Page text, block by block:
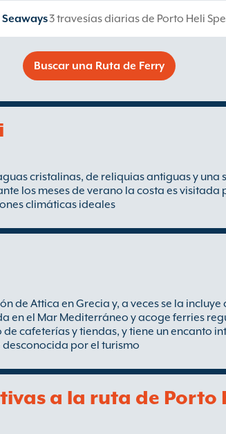
3 travesías diarias de Porto Heli
Buscar una Ruta de Ferry
cristalinas, de reliquias antiguas y una
los meses de verano la costa es visitada
climáticas ideales
de Attica en Grecia y, a veces se la
en el Mar Mediterráneo y acoge ferries
cafeterías y tiendas, y tiene un encanto
por el turismo
a la ruta de Porto